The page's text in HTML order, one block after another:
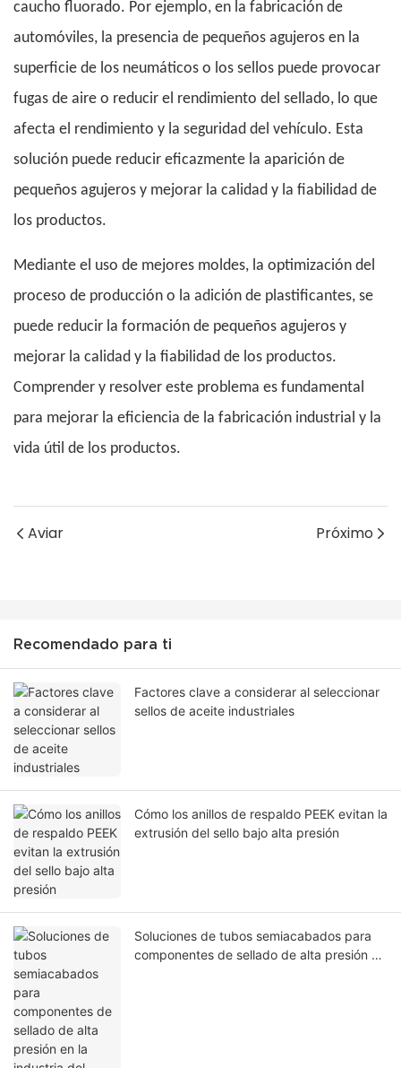
caucho fluorado. Por ejemplo, en la fabricación de
automóviles, la presencia de pequeños agujeros en la
superficie de los neumáticos o los sellos puede provocar
fugas de aire o reducir el rendimiento del sellado, lo que
afecta el rendimiento y la seguridad del vehículo. Esta
solución puede reducir eficazmente la aparición de
pequeños agujeros y mejorar la calidad y la fiabilidad de
los productos.
Mediante el uso de mejores moldes, la optimización del
proceso de producción o la adición de plastificantes, se
puede reducir la formación de pequeños agujeros y
mejorar la calidad y la fiabilidad de los productos.
Comprender y resolver este problema es fundamental
para mejorar la eficiencia de la fabricación industrial y la
vida útil de los productos.
Aviar Próximo
Recomendado para ti
Factores clave a considerar al seleccionar
sellos de aceite industriales
Cómo los anillos de respaldo PEEK evitan la
extrusión del sello bajo alta presión
Soluciones de tubos semiacabados para
componentes de sellado de alta presión en